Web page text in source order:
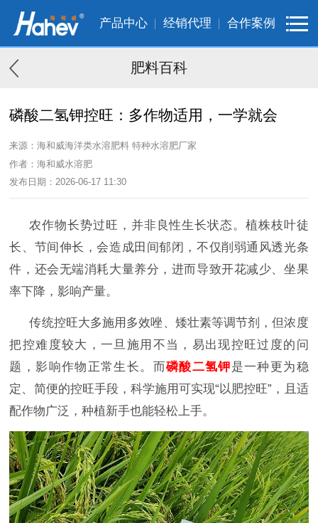
产品中心 经销代理 合作案例
肥料百科
磷酸二氢钾控旺：多作物适用，一学就会
来源：海和威海洋类水溶肥料 特种水溶肥厂家
作者：海和威水溶肥
发布日期：2026-06-17 11:30
农作物长势过旺，并非良性生长状态。植株枝叶徒
长、节间伸长，会造成田间郁闭，不仅削弱通风透光条
件，还会无端消耗大量养分，进而导致开花减少、坐果
率下降，影响产量。
传统控旺大多施用多效唑、矮壮素等调节剂，但浓度
把控难度较大，一旦施用不当，易出现控旺过度的问
题，影响作物正常生长。而磷酸二氢钾是一种更为稳
定、简便的控旺手段，科学施用可实现“以肥控旺”，且适
配作物广泛，种植新手也能轻松上手。